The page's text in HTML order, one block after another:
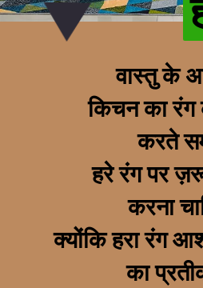
वास्तु के
किचन का रंग
करते
हरे रंग पर
करना
क्योंकि हरा रंग
का